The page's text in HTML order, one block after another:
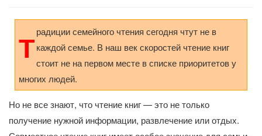
Традиции семейного чтения сегодня чтут не в
каждой семье. В наш век скоростей чтение книг
стоит не на первом месте в списке приоритетов у
многих людей.
Но не все знают, что чтение книг — это не только
получение нужной информации, развлечение или отдых.